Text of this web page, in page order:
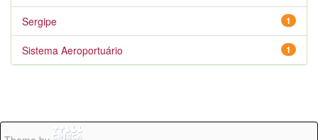
1
Sergipe
1
Sistema Aeroportuário